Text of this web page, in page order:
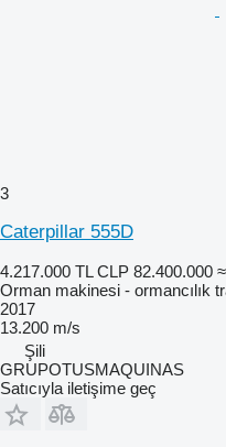
3
Caterpillar 555D
4.217.000 TL CLP 82.400.000
Orman makinesi - ormancılık
2017
13.200 m/s
Şili
GRUPOTUSMAQUINAS
Satıcıyla iletişime geç